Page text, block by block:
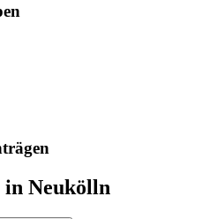
in Neukölln